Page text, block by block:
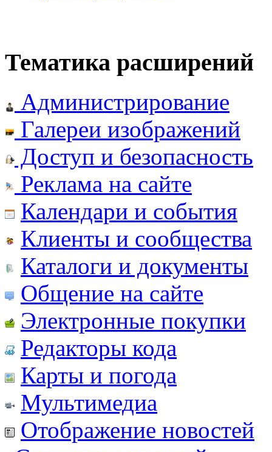
Тематика расширений
Администрирование
Галереи изображений
Доступ и безопасность
Реклама на сайте
Календари и события
Клиенты и сообщества
Каталоги и документы
Общение на сайте
Электронные покупки
Редакторы кода
Карты и погода
Мультимедиа
Отображение новостей